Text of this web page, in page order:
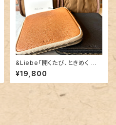
&Liebe「開くたび、ときめく 文
具ポーチ（ぺブルヌメ革）」／5本
差し
¥19,800